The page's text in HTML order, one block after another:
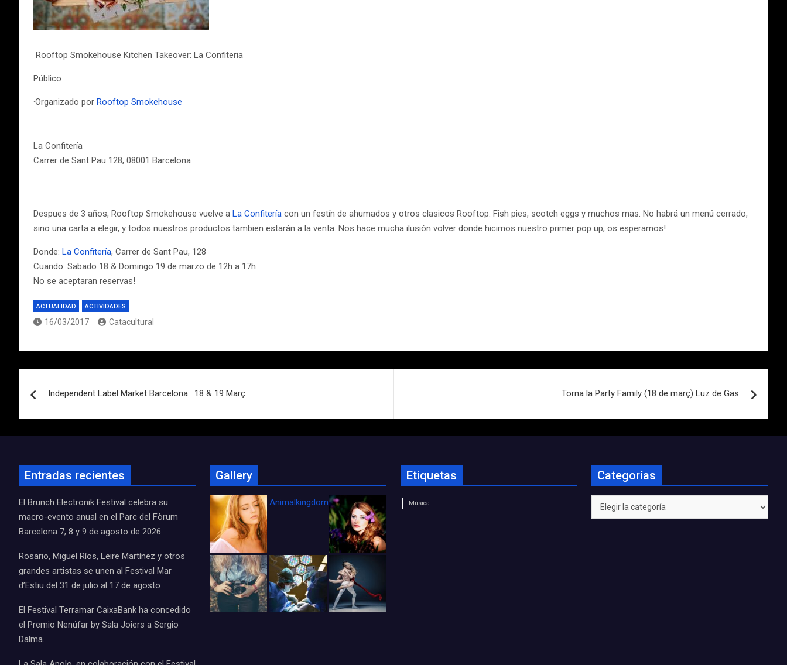
Rooftop Smokehouse Kitchen Takeover: La Confiteria
Público
·Organizado por Rooftop Smokehouse
La Confitería
Carrer de Sant Pau 128, 08001 Barcelona
Despues de 3 años, Rooftop Smokehouse vuelve a La Confitería con un festín de ahumados y otros clasicos Rooftop: Fish pies, scotch eggs y muchos mas. No habrá un menú cerrado,
sino una carta a elegir, y todos nuestros productos tambien estarán a la venta. Nos hace mucha ilusión volver donde hicimos nuestro primer pop up, os esperamos!
Donde: La Confitería, Carrer de Sant Pau, 128
Cuando: Sabado 18 & Domingo 19 de marzo de 12h a 17h
No se aceptaran reservas!
ACTUALIDAD ACTIVIDADES
16/03/2017 Catacultural
de
Independent Label Market Barcelona · 18 & 19 Març Torna la Party Family (18 de març) Luz de Gas
Entradas recientes
El Brunch Electronik Festival celebra su
macro-evento anual en el Parc del Fòrum
Barcelona 7, 8 y 9 de agosto de 2026
Rosario, Miguel Ríos, Leire Martínez y otros
grandes artistas se unen al Festival Mar
d’Estiu del 31 de julio al 17 de agosto
El Festival Terramar CaixaBank ha concedido
el Premio Nenúfar by Sala Joiers a Sergio
Dalma.
Gallery
Animalkingdom_FichaCine
Etiquetas
Música
Categorías
Categorías